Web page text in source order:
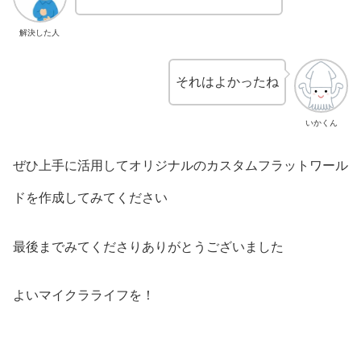
解決した人
いかくん
それはよかったね
ぜひ上手に活用してオリジナルのカスタムフラットワール
ドを作成してみてください
最後までみてくださりありがとうございました
よいマイクラライフを！